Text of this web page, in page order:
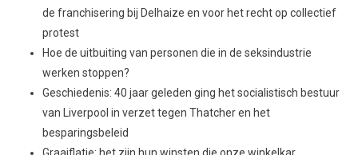
de franchisering bij Delhaize en voor het recht op collectief
protest
Hoe de uitbuiting van personen die in de seksindustrie
werken stoppen?
Geschiedenis: 40 jaar geleden ging het socialistisch bestuur
van Liverpool in verzet tegen Thatcher en het
besparingsbeleid
Graaiflatie: het zijn hun winsten die onze winkelkar